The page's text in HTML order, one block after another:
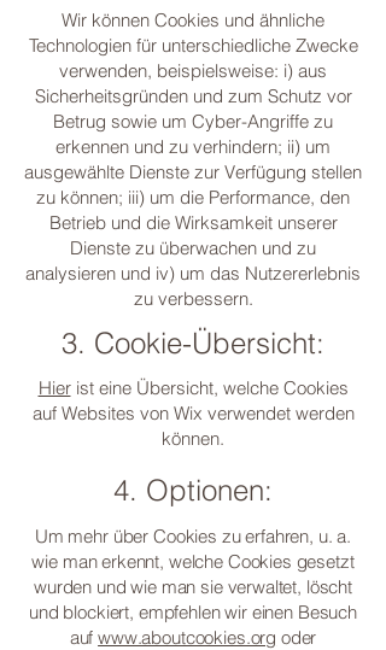
Wir können Cookies und ähnliche
Technologien für unterschiedliche Zwecke
verwenden, beispielsweise: i) aus
Sicherheitsgründen und zum Schutz vor
Betrug sowie um Cyber-Angriffe zu
erkennen und zu verhindern; ii) um
ausgewählte Dienste zur Verfügung stellen
zu können; iii) um die Performance, den
Betrieb und die Wirksamkeit unserer
Dienste zu überwachen und zu
analysieren und iv) um das Nutzererlebnis
zu verbessern.
3. Cookie-Übersicht:
Hierist eine Übersicht, welche Cookies
auf Websites von Wix verwendet werden
können.
4. Optionen:
Um mehr über Cookies zu erfahren, u. a.
wie man erkennt, welche Cookies gesetzt
wurden und wie man sie verwaltet, löscht
und blockiert, empfehlen wir einen Besuch
aufwww.aboutcookies.org oder